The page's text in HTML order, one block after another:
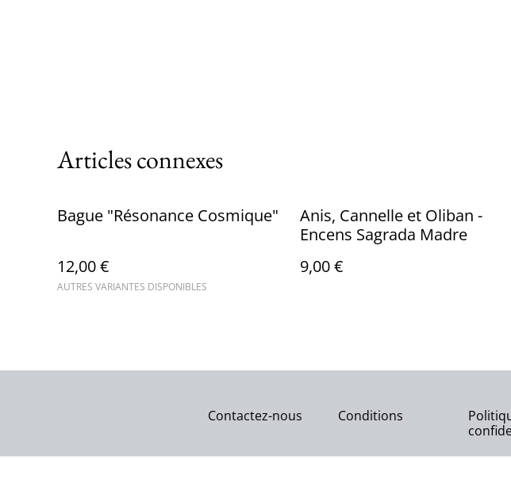
Articles connexes
Bague "Résonance Cosmique"
12,00 €
AUTRES VARIANTES DISPONIBLES
Anis, Cannelle et Oliban -
Encens Sagrada Madre
9,00 €
Contactez-nous Conditions